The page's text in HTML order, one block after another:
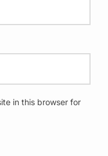
in this browser for